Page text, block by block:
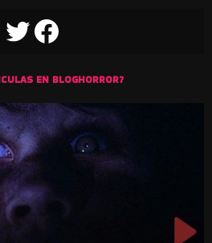
TWITTERFACEBOOK
EN BLOGHORROR?